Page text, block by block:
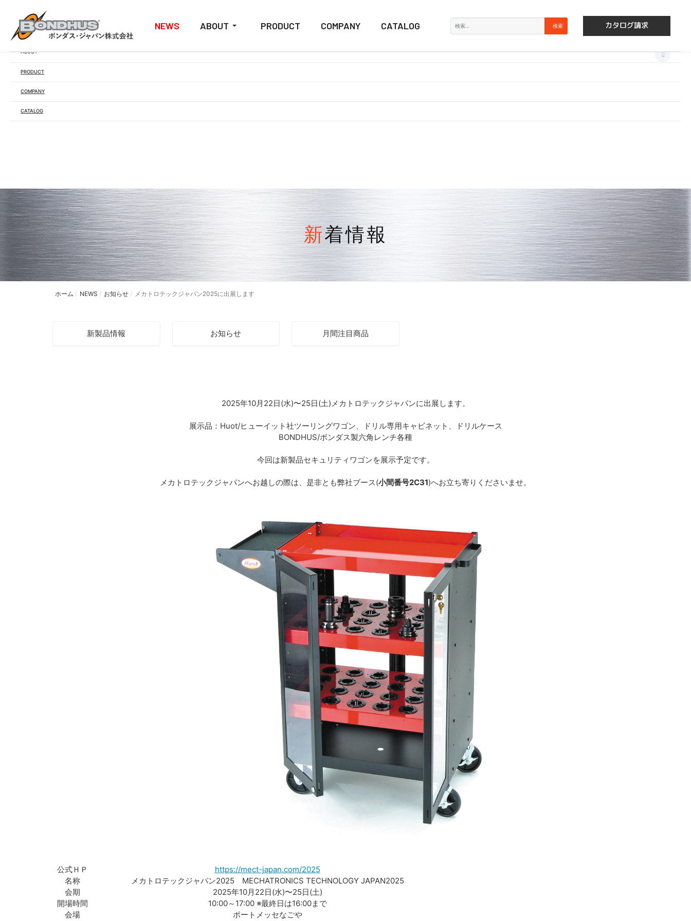
NEWS
ABOUT
PRODUCT
COMPANY
CATALOG
NEWS ABOUT PRODUCT COMPANY CATALOG
検索
検索
新着情報
ホーム NEWS お知らせ メカトロテックジャパン2025に出展します
新製品情報 お知らせ 月間注目商品
2025年10月22日(水)〜25日(土)メカトロテックジャパンに出展します。
展示品： Huot/ヒューイット社ツーリングワゴン、ドリル専用キャビネット、ドリルケース
BONDHUS/ボンダス製六角レンチ各種
今回は新製品セキュリティワゴンを展示予定です。
メカトロテックジャパンへお越しの際は、是非とも弊社ブース(小間番号2C31)へお立ち寄りくださいませ。
公式ＨＰ
https://mect-japan.com/2025
名称
メカトロテックジャパン2025 MECHATRONICS TECHNOLOGY JAPAN2025
会期
2025年10月22日(水)〜25日(土)
開場時間
10:00～17:00 ※最終日は16:00まで
会場
ポートメッセなごや